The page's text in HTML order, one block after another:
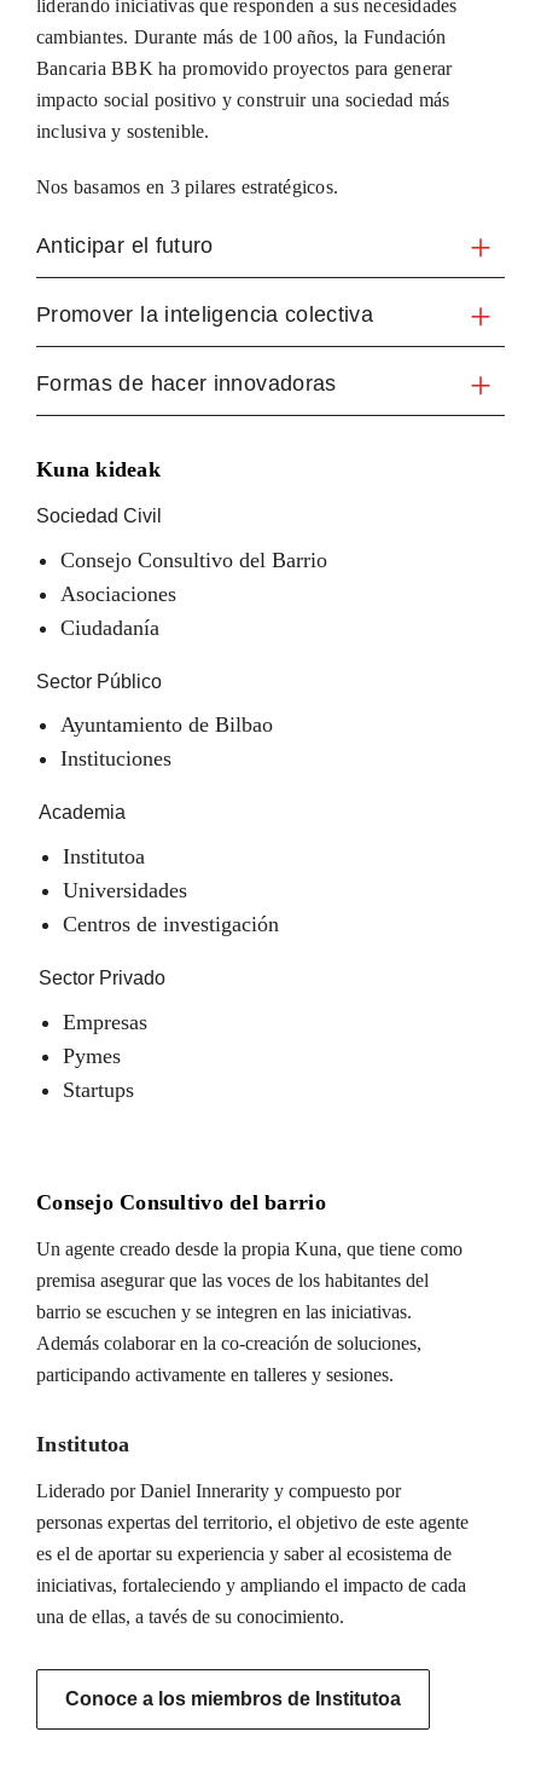
liderando iniciativas que responden a sus necesidades
cambiantes. Durante más de 100 años, la Fundación
Bancaria BBK ha promovido proyectos para generar
impacto social positivo y construir una sociedad más
inclusiva y sostenible.
Nos basamos en 3 pilares estratégicos.
Anticipar el futuro
Promover la inteligencia colectiva
Formas de hacer innovadoras
Kuna kideak
Sociedad Civil
Consejo Consultivo del Barrio
Asociaciones
Ciudadanía
Sector Público
Ayuntamiento de Bilbao
Instituciones
Academia
Institutoa
Universidades
Centros de investigación
Sector Privado
Empresas
Pymes
Startups
Consejo Consultivo del barrio
Un agente creado desde la propia Kuna, que tiene como
premisa asegurar que las voces de los habitantes del
barrio se escuchen y se integren en las iniciativas.
Además colaborar en la co-creación de soluciones,
participando activamente en talleres y sesiones.
Institutoa
Liderado por Daniel Innerarity y compuesto por
personas expertas del territorio, el objetivo de este agente
es el de aportar su experiencia y saber al ecosistema de
iniciativas, fortaleciendo y ampliando el impacto de cada
una de ellas, a tavés de su conocimiento.
Conoce a los miembros de Institutoa